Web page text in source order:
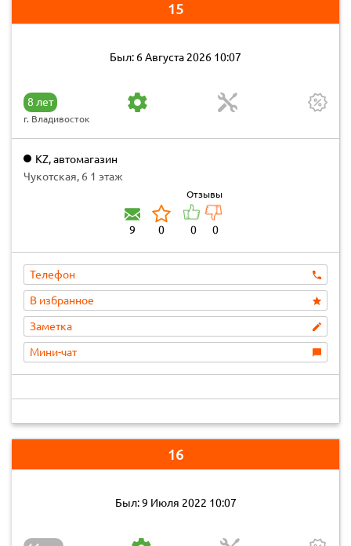
15
Был: 6 Августа 2026 10:07
8 лет
г. Владивосток
KZ, автомагазин
Чукотская, 6 1 этаж
9 0
Отзывы
0 0
Телефон
В избранное
Заметка
Мини-чат
16
Был: 9 Июля 2022 10:07